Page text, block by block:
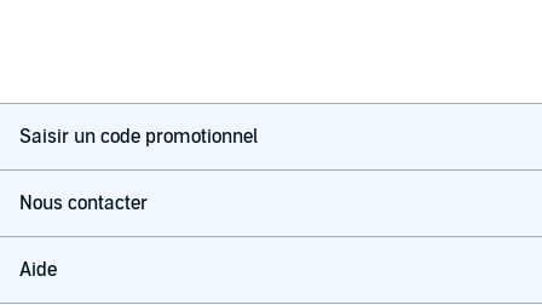
Saisir un code promotionnel
Nous contacter
Aide